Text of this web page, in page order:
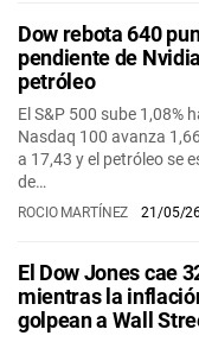
Dow rebota 640
pendiente de
petróleo
El S&P 500 sube 1,08%
Nasdaq 100 avanza
a 17,43 y el petróleo se
de…
ROCIO MARTÍNEZ 21/05/
El Dow Jones cae
mientras la
golpean a Wall